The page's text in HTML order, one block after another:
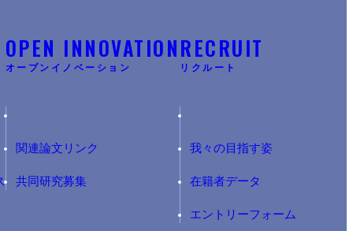
OPEN INNOVATION
オープンイノベーション
関連論文リンク
共同研究募集
RECRUIT
リクルート
我々の目指す姿
在籍者データ
エントリーフォーム